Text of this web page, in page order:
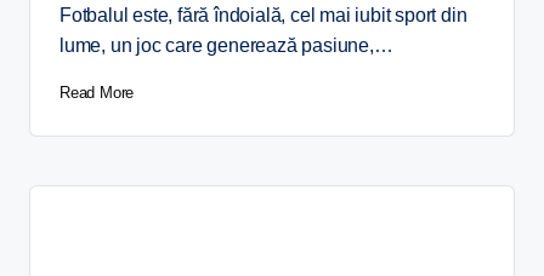
Fotbalul este, fără îndoială, cel mai iubit sport din
lume, un joc care generează pasiune,…
Read More